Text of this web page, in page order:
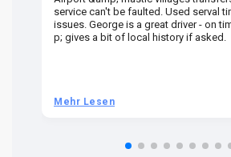
service can't be faulted. Used serval
issues. George is a great driver - on
p; gives a bit of local history if asked.
Mehr Lesen